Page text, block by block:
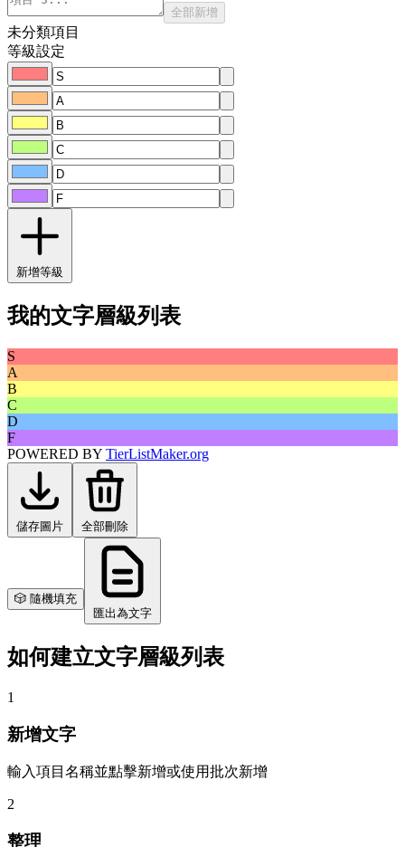
全部新增
未分類項目
等級設定
新增等級
我的文字層級列表
S
A
B
C
D
F
POWERED BY TierListMaker.org
儲存圖片 全部刪除
🎲 隨機填充
匯出為文字
如何建立文字層級列表
1
新增文字
輸入項目名稱並點擊新增或使用批次新增
2
整理